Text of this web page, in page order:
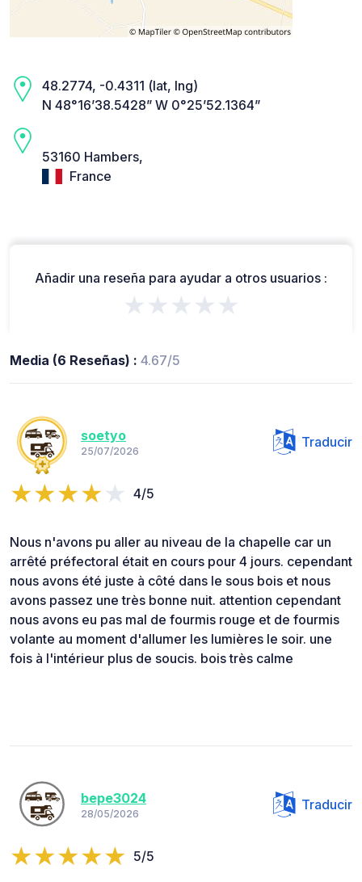
48.2774, -0.4311 (lat, lng)
N 48°16’38.5428” W 0°25’52.1364”
53160 Hambers,
France
Añadir una reseña para ayudar a otros usuarios :
★★★★★
Media (6 Reseñas) : 4.67/5
soetyo
25/07/2026
Traducir
4/5
Nous n'avons pu aller au niveau de la chapelle car un
arrêté préfectoral était en cours pour 4 jours. cependant
nous avons été juste à côté dans le sous bois et nous
avons passez une très bonne nuit. attention cependant
nous avons eu pas mal de fourmis rouge et de fourmis
volante au moment d'allumer les lumières le soir. une
fois à l'intérieur plus de soucis. bois très calme
bepe3024
28/05/2026
Traducir
5/5